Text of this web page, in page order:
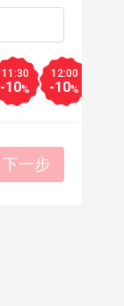
11:30
-10%
12:00
-10%
下一步